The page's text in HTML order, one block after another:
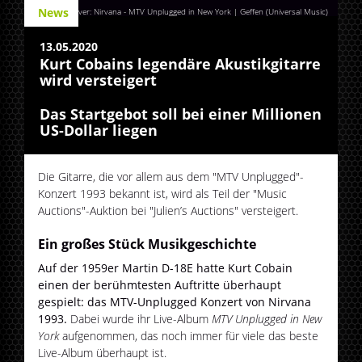
Albumcover: Nirvana - MTV Unplugged in New York | Geffen (Universal Music)
News
13.05.2020
Kurt Cobains legendäre Akustikgitarre
wird versteigert
Das Startgebot soll bei einer Millionen
US-Dollar liegen
Die Gitarre, die vor allem aus dem "MTV Unplugged"-
Konzert 1993 bekannt ist, wird als Teil der "Music
Auctions"-Auktion bei "Julien’s Auctions" versteigert.
Ein großes Stück Musikgeschichte
Auf der 1959er Martin D-18E hatte Kurt Cobain
einen der berühmtesten Auftritte überhaupt
gespielt: das MTV-Unplugged Konzert von Nirvana
1993. Dabei wurde ihr Live-AlbumMTV Unplugged in New
Yorkaufgenommen, das noch immer für viele das beste
Live-Album überhaupt ist.